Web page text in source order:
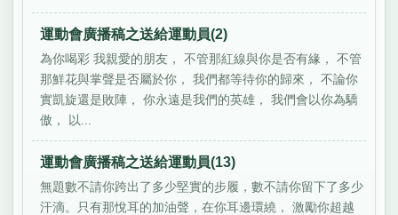
運動會廣播稿之送給運動員(2)
為你喝彩 我親愛的朋友， 不管那紅線與你是否有緣， 不管
那鮮花與掌聲是否屬於你， 我們都等待你的歸來， 不論你
實凱旋還是敗陣， 你永遠是我們的英雄， 我們會以你為驕
傲， 以...
運動會廣播稿之送給運動員(13)
無題數不請你跨出了多少堅實的步履，數不請你留下了多少
汗滴。只有那悅耳的加油聲，在你耳邊環繞， 激勵你超越